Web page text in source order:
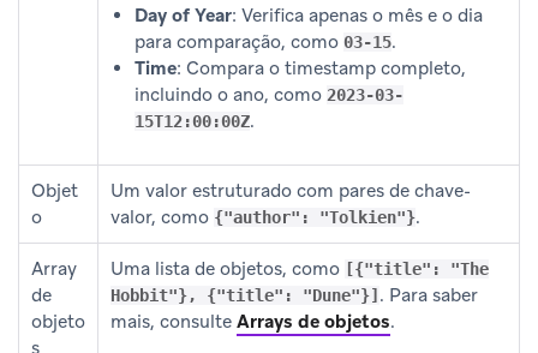
Day of Year: Verifica apenas o mês e o dia
para comparação, como 03-15.
Time: Compara o timestamp completo,
incluindo o ano, como 2023-03-
15T12:00:00Z.
Objet
o
Um valor estruturado com pares de chave-
valor, como {"author": "Tolkien"}.
Array
de
objeto
s
Uma lista de objetos, como [{"title": "The
Hobbit"}, {"title": "Dune"}] . Para saber
mais, consulte Arrays de objetos.